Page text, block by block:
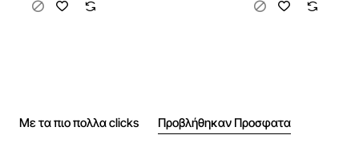
Με τα πιο πολλα clicks Προβλήθηκαν Προσφατα